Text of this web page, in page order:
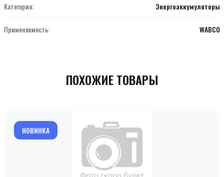
Категория: Энергоаккумуляторы
Применяемость: WABCO
ПОХОЖИЕ ТОВАРЫ
НОВИНКА